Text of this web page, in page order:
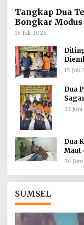
Tangkap Dua
Bongkar
Run
16 Juli 2026
15 Juli
Dua
27
Dua
Maut
26
SUMSEL